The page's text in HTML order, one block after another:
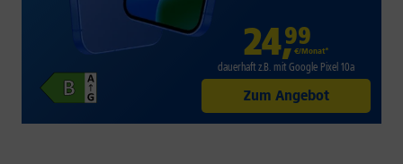
24,99
€/Monat*
dauerhaft z.B. mit Google Pixel 10a
Zum Angebot